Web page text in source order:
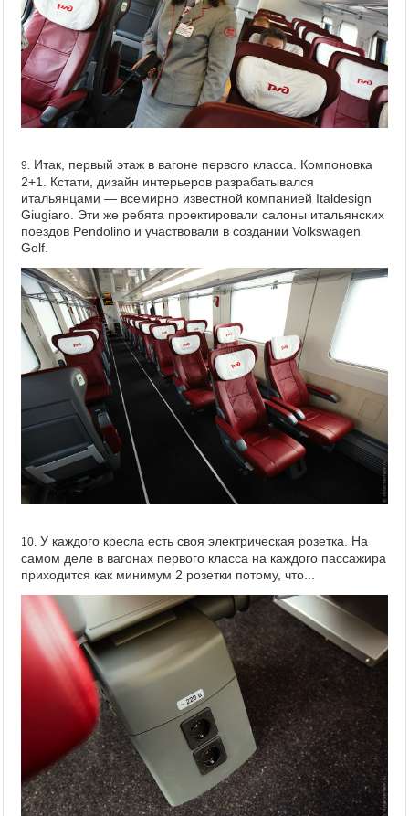
9.
Итак, первый этаж в вагоне первого класса. Компоновка
2+1. Кстати, дизайн интерьеров разрабатывался
итальянцами — всемирно известной компанией Italdesign
Giugiaro. Эти же ребята проектировали салоны итальянских
поездов Pendolino и участвовали в создании Volkswagen
Golf.
10. У каждого кресла есть своя электрическая розетка. На
самом деле в вагонах первого класса на каждого пассажира
приходится как минимум 2 розетки потому, что...